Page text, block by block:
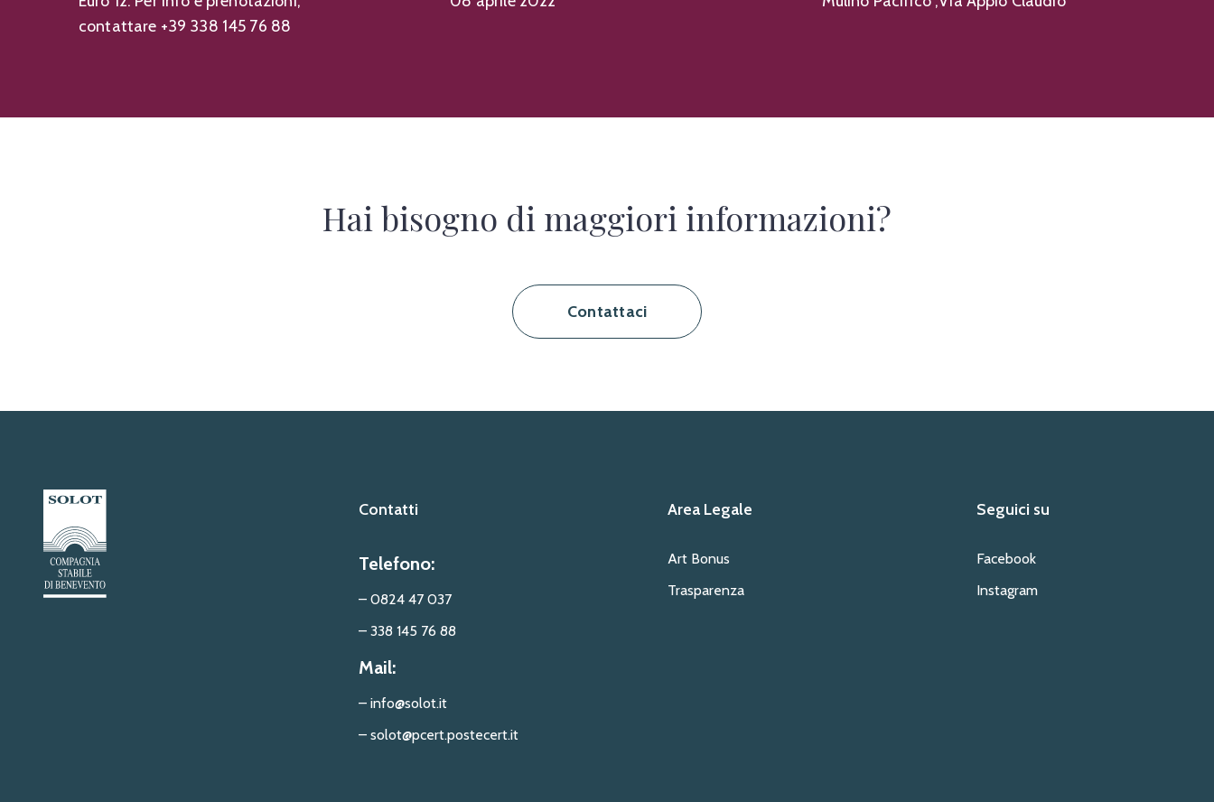
contattare +39 338 145 76 88
Hai bisogno di maggiori informazioni?
Contattaci
Contatti
Telefono:
– 0824 47 037
– 338 145 76 88
Mail:
– info@solot.it
– solot@pcert.postecert.it
Area Legale
Art Bonus
Trasparenza
Seguici su
Facebook
Instagram